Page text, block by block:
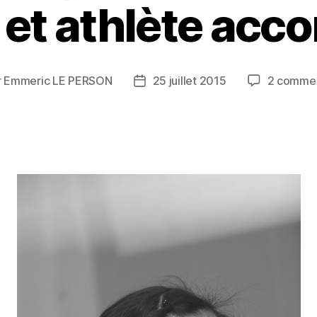
athlète
Emmeric LE PERSON
Date25 juillet 2015 2